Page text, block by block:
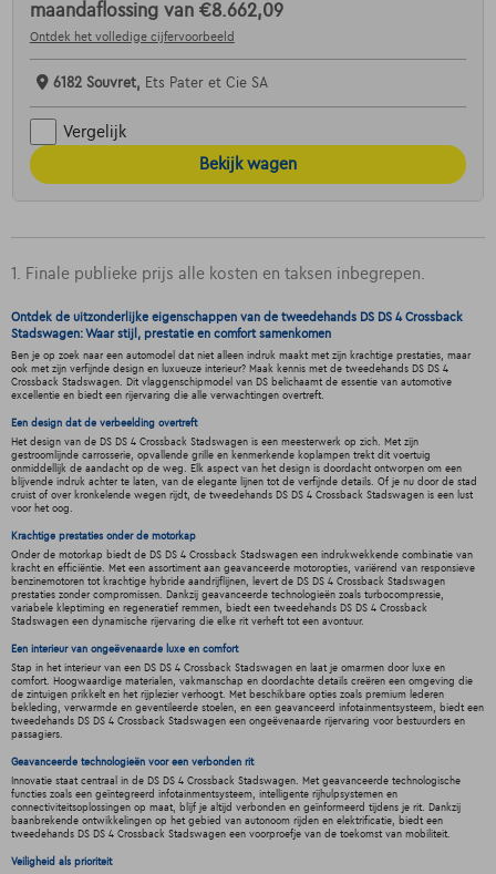
maandaflossing van €8.662,09
Ontdek het volledige cijfervoorbeeld
6182 Souvret, Ets Pater et Cie SA
Vergelijk
Bekijk wagen
1. Finale publieke prijs alle kosten en taksen inbegrepen.
Ontdek de uitzonderlijke eigenschappen van de tweedehands DS DS 4 Crossback
Stadswagen: Waar stijl, prestatie en comfort samenkomen
Ben je op zoek naar een automodel dat niet alleen indruk maakt met zijn krachtige prestaties, maar
ook met zijn verfijnde design en luxueuze interieur? Maak kennis met de tweedehands DS DS 4
Crossback Stadswagen. Dit vlaggenschipmodel van DS belichaamt de essentie van automotive
excellentie en biedt een rijervaring die alle verwachtingen overtreft.
Een design dat de verbeelding overtreft
Het design van de DS DS 4 Crossback Stadswagen is een meesterwerk op zich. Met zijn
gestroomlijnde carrosserie, opvallende grille en kenmerkende koplampen trekt dit voertuig
onmiddellijk de aandacht op de weg. Elk aspect van het design is doordacht ontworpen om een
blijvende indruk achter te laten, van de elegante lijnen tot de verfijnde details. Of je nu door de stad
cruist of over kronkelende wegen rijdt, de tweedehands DS DS 4 Crossback Stadswagen is een lust
voor het oog.
Krachtige prestaties onder de motorkap
Onder de motorkap biedt de DS DS 4 Crossback Stadswagen een indrukwekkende combinatie van
kracht en efficiëntie. Met een assortiment aan geavanceerde motoropties, variërend van responsieve
benzinemotoren tot krachtige hybride aandrijflijnen, levert de DS DS 4 Crossback Stadswagen
prestaties zonder compromissen. Dankzij geavanceerde technologieën zoals turbocompressie,
variabele kleptiming en regeneratief remmen, biedt een tweedehands DS DS 4 Crossback
Stadswagen een dynamische rijervaring die elke rit verheft tot een avontuur.
Een interieur van ongeëvenaarde luxe en comfort
Stap in het interieur van een DS DS 4 Crossback Stadswagen en laat je omarmen door luxe en
comfort. Hoogwaardige materialen, vakmanschap en doordachte details creëren een omgeving die
de zintuigen prikkelt en het rijplezier verhoogt. Met beschikbare opties zoals premium lederen
bekleding, verwarmde en geventileerde stoelen, en een geavanceerd infotainmentsysteem, biedt een
tweedehands DS DS 4 Crossback Stadswagen een ongeëvenaarde rijervaring voor bestuurders en
passagiers.
Geavanceerde technologieën voor een verbonden rit
Innovatie staat centraal in de DS DS 4 Crossback Stadswagen. Met geavanceerde technologische
functies zoals een geïntegreerd infotainmentsysteem, intelligente rijhulpsystemen en
connectiviteitsoplossingen op maat, blijf je altijd verbonden en geïnformeerd tijdens je rit. Dankzij
baanbrekende ontwikkelingen op het gebied van autonoom rijden en elektrificatie, biedt een
tweedehands DS DS 4 Crossback Stadswagen een voorproefje van de toekomst van mobiliteit.
Veiligheid als prioriteit